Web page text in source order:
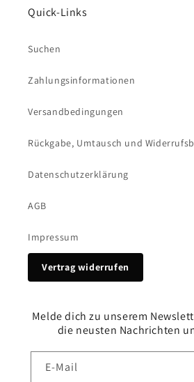
Quick-Links
Suchen
Zahlungsinformationen
Versandbedingungen
Rückgabe, Umtausch und
Datenschutzerklärung
AGB
Impressum
Vertrag widerrufen
Melde dich zu unserem
die neusten Nachrichten
E-Mail